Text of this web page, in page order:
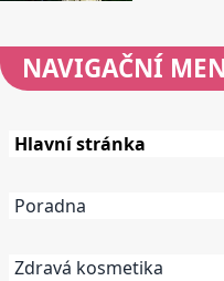
NAVIGAČNÍ
Hlavní stránka
Poradna
Zdravá kosmetika